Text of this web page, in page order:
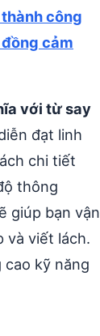
công
cảm
với từ say
đạt linh
chi tiết
thông
giúp bạn vận
và viết lách.
kỹ năng